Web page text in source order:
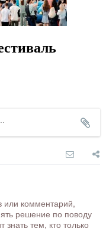
или комментарий,
решение по поводу
тем, кто только